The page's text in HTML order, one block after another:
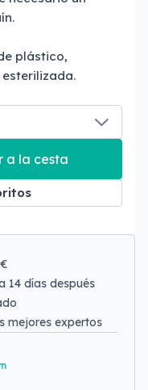
plástico,
a la cesta
14 días después
mejores expertos